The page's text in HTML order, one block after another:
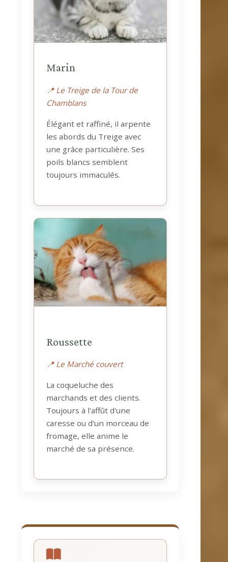
Marin
📍 Le Treige de la Tour de
Chamblans
Élégant et raffiné, il arpente
les abords du Treige avec
une grâce particulière. Ses
poils blancs semblent
toujours immaculés.
Roussette
📍 Le Marché couvert
La coqueluche des
marchands et des clients.
Toujours à l'affût d'une
caresse ou d'un morceau de
fromage, elle anime le
marché de sa présence.